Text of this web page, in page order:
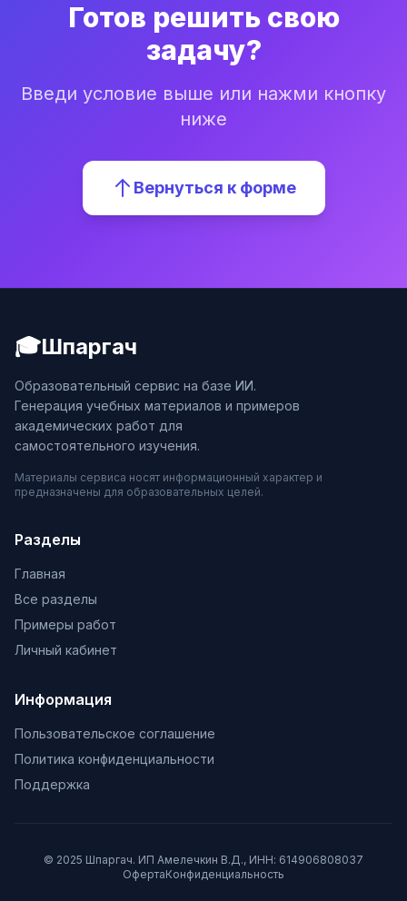
Готов решить свою
задачу?
Введи условие выше или нажми кнопку
ниже
Вернуться к форме
🎓Шпаргач
Образовательный сервис на базе ИИ.
Генерация учебных материалов и примеров
академических работ для
самостоятельного изучения.
Материалы сервиса носят информационный характер и
предназначены для образовательных целей.
Разделы
Главная
Все разделы
Примеры работ
Личный кабинет
Информация
Пользовательское соглашение
Политика конфиденциальности
Поддержка
© 2025 Шпаргач. ИП Амелечкин В.Д., ИНН: 614906808037
ОфертаКонфиденциальность